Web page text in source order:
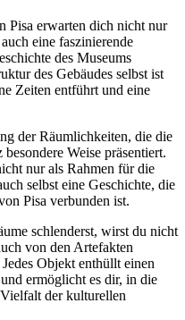
Pisa erwarten dich nicht nur
eine faszinierende
des Museums
des Gebäudes selbst ist
Zeiten entführt und eine
der Räumlichkeiten, die die
Weise präsentiert.
nur als Rahmen für die
selbst eine Geschichte, die
Pisa verbunden ist.
schlenderst, wirst du nicht
von den Artefakten
Objekt enthüllt einen
ermöglicht es dir, in die
der kulturellen